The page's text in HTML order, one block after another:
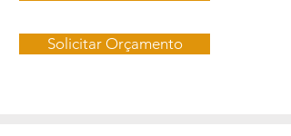
Solicitar Orçamento